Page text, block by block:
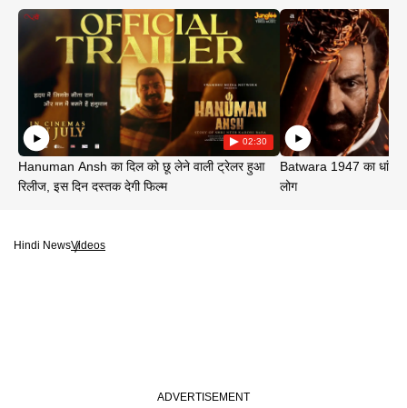
02:30
Hanuman Ansh का दिल को छू लेने वाली ट्रेलर हुआ
रिलीज, इस दिन दस्तक देगी फिल्म
Batwara 1947 का धांसू
लोग
Hindi NewsVideos